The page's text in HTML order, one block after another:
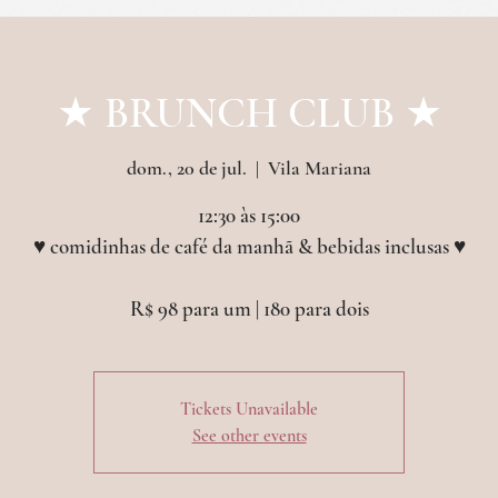
★ BRUNCH CLUB ★
dom., 20 de jul.
  |
Vila Mariana
12:30 às 15:00
♥︎ comidinhas de café da manhã & bebidas inclusas ♥︎
R$ 98 para um | 180 para dois
Tickets Unavailable
See other events